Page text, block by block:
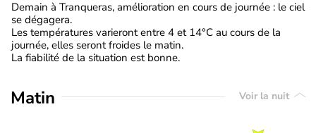
Demain à Tranqueras, amélioration en cours de journée : le ciel
se dégagera.
Les températures varieront entre 4 et 14°C au cours de la
journée, elles seront froides le matin.
La fiabilité de la situation est bonne.
Matin Voir la nuit